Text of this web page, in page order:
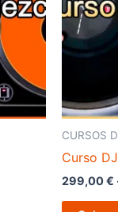
CURSOS
Curso
299,00€